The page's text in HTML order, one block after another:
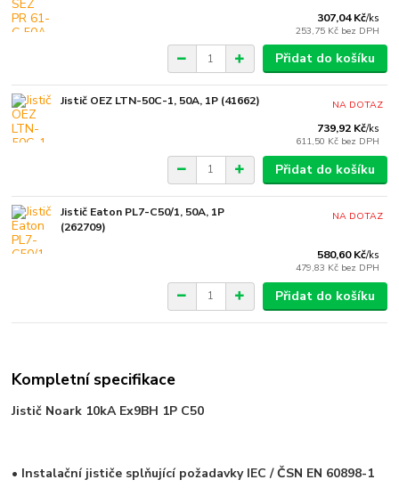
307,04 Kč/ks
253,75 Kč bez DPH
Přidat do košíku
Jistič OEZ LTN-50C-1, 50A, 1P (41662)
739,92 Kč/ks
611,50 Kč bez DPH
NA DOTAZ
Přidat do košíku
Jistič Eaton PL7-C50/1, 50A, 1P
(262709)
580,60 Kč/ks
479,83 Kč bez DPH
NA DOTAZ
Přidat do košíku
Kompletní specifikace
Jistič Noark 10kA Ex9BH 1P C50
• Instalační jističe splňující požadavky IEC / ČSN EN 60898-1